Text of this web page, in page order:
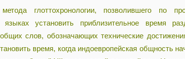
метода глоттохронологии, позволившего по
языках установить приблизительное время
слов, обозначающих технические
время, когда индоевропейская общность